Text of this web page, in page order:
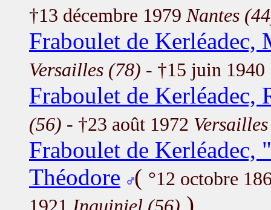
†13 décembre 1979 Nantes
Fraboulet de Kerléadec,
Versailles (78) - †15 juin 1940
Fraboulet de Kerléadec,
(56) - †23 août 1972
Fraboulet de Kerléadec,
Théodore ( °12 octobre
)